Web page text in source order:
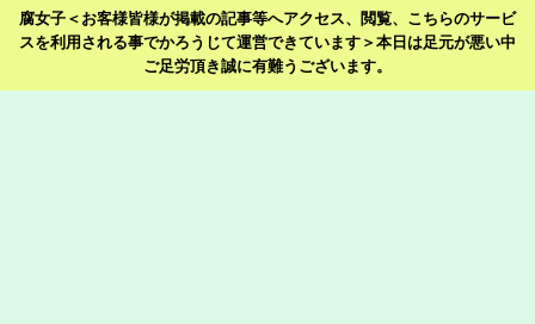
腐女子＜お客様皆様が掲載の記事等へアクセス、閲覧、こちらのサービ
スを利用される事でかろうじて運営できています＞本日は足元が悪い中
ご足労頂き誠に有難うございます。